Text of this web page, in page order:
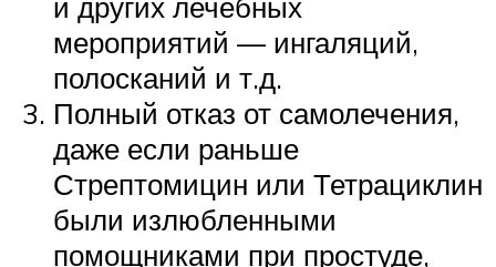
мероприятий — ингаляций,
полосканий и т.д.
Полный отказ от самолечения,
даже если раньше
Стрептомицин или Тетрациклин
были излюбленными
помощниками при простуде,